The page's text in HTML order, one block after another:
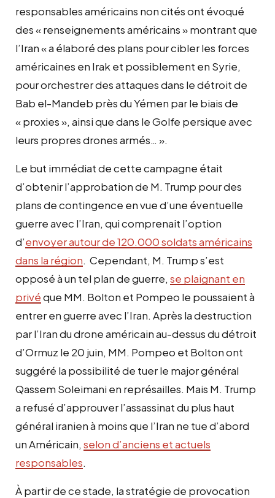
responsables américains non cités ont évoqué
des « renseignements américains » montrant que
l’Iran « a élaboré des plans pour cibler les forces
américaines en Irak et possiblement en Syrie,
pour orchestrer des attaques dans le détroit de
Bab el-Mandeb près du Yémen par le biais de
« proxies », ainsi que dans le Golfe persique avec
leurs propres drones armés… ».
Le but immédiat de cette campagne était
d’obtenir l’approbation de M. Trump pour des
plans de contingence en vue d’une éventuelle
guerre avec l’Iran, qui comprenait l’option
d’envoyer autour de 120.000 soldats américains
dans la région. Cependant, M. Trump s’est
opposé à un tel plan de guerre, se plaignant en
privéque MM. Bolton et Pompeo le poussaient à
entrer en guerre avec l’Iran. Après la destruction
par l’Iran du drone américain au-dessus du détroit
d’Ormuz le 20 juin, MM. Pompeo et Bolton ont
suggéré la possibilité de tuer le major général
Qassem Soleimani en représailles. Mais M. Trump
a refusé d’approuver l’assassinat du plus haut
général iranien à moins que l’Iran ne tue d’abord
un Américain, selon d’anciens et actuels
responsables.
À partir de ce stade, la stratégie de provocation